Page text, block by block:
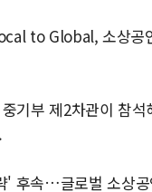
to Global, 소상공
기부 제2차관이 참
후속…글로벌 소상공